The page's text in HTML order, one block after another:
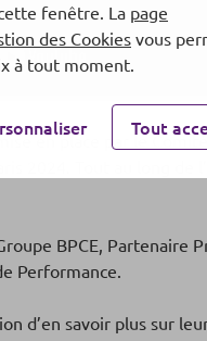
en place par le
2024. Tout au long
BPCE, Partenaire
Performance.
d’en savoir plus sur
fenêtre. La page
des Cookies vous
à tout moment.
Tout